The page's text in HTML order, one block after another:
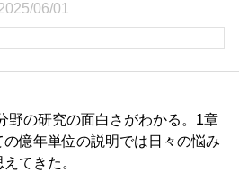
06/01
野の研究の面白さがわかる。1章
億年単位の説明では日々の悩み
てきた。